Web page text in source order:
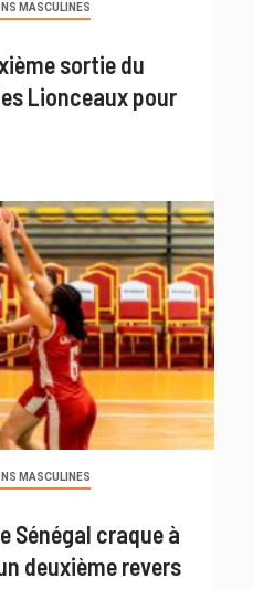
MASCULINES
sortie du
Lionceaux pour
MASCULINES
Sénégal craque à
deuxième revers